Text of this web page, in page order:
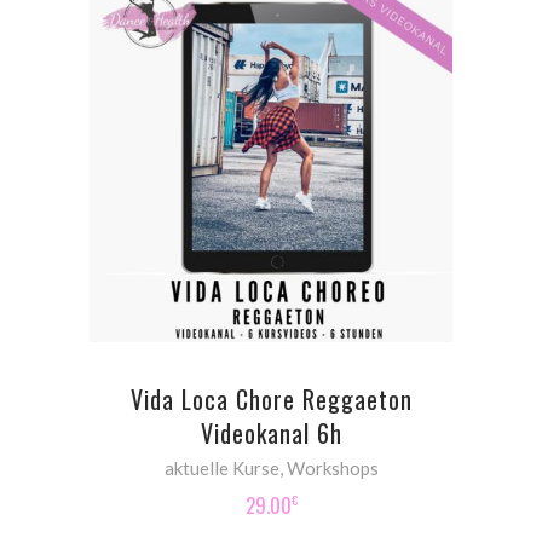
ADD TO CART
Vida Loca Chore Reggaeton
Videokanal 6h
aktuelle Kurse,Workshops
29.00€